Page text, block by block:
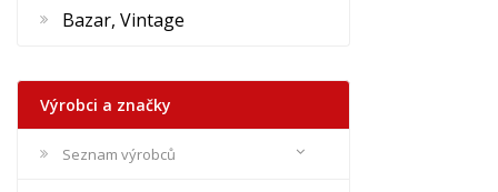
Bazar, Vintage
Výrobci a značky
Seznam výrobců